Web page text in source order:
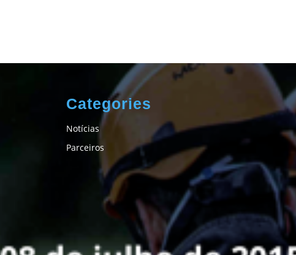
Categories
Notícias
Parceiros